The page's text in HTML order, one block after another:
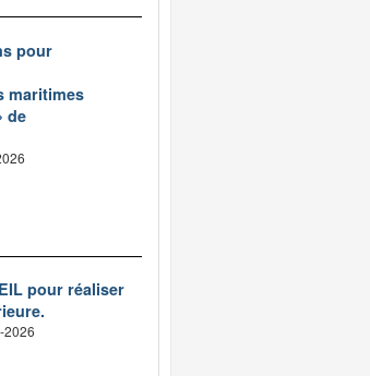
pour
maritimes
de
pour réaliser
2026